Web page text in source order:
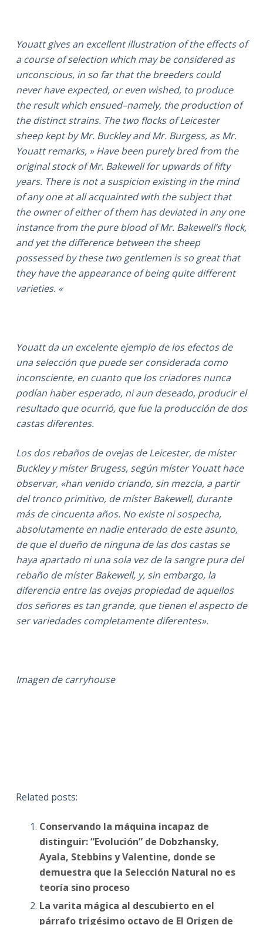
Youatt gives an excellent illustration of the effects of
a course of selection which may be considered as
unconscious, in so far that the breeders could
never have expected, or even wished, to produce
the result which ensued–namely, the production of
the distinct strains. The two flocks of Leicester
sheep kept by Mr. Buckley and Mr. Burgess, as Mr.
Youatt remarks, » Have been purely bred from the
original stock of Mr. Bakewell for upwards of fifty
years. There is not a suspicion existing in the mind
of any one at all acquainted with the subject that
the owner of either of them has deviated in any one
instance from the pure blood of Mr. Bakewell’s flock,
and yet the difference between the sheep
possessed by these two gentlemen is so great that
they have the appearance of being quite different
varieties. «
Youatt da un excelente ejemplo de los efectos de
una selección que puede ser considerada como
inconsciente, en cuanto que los criadores nunca
podían haber esperado, ni aun deseado, producir el
resultado que ocurrió, que fue la producción de dos
castas diferentes.
Los dos rebaños de ovejas de Leicester, de míster
Buckley y míster Brugess, según míster Youatt hace
observar, «han venido criando, sin mezcla, a partir
del tronco primitivo, de míster Bakewell, durante
más de cincuenta años. No existe ni sospecha,
absolutamente en nadie enterado de este asunto,
de que el dueño de ninguna de las dos castas se
haya apartado ni una sola vez de la sangre pura del
rebaño de míster Bakewell, y, sin embargo, la
diferencia entre las ovejas propiedad de aquellos
dos señores es tan grande, que tienen el aspecto de
ser variedades completamente diferentes».
Imagen de carryhouse
Related posts:
Conservando la máquina incapaz de
distinguir: “Evolución” de Dobzhansky,
Ayala, Stebbins y Valentine, donde se
demuestra que la Selección Natural no es
teoría sino proceso
La varita mágica al descubierto en el
párrafo trigésimo octavo de El Origen de